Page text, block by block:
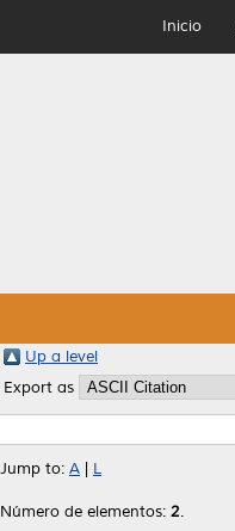
Inicio
Up a level
Export as
Jump to: A L
Número de elementos: 2.